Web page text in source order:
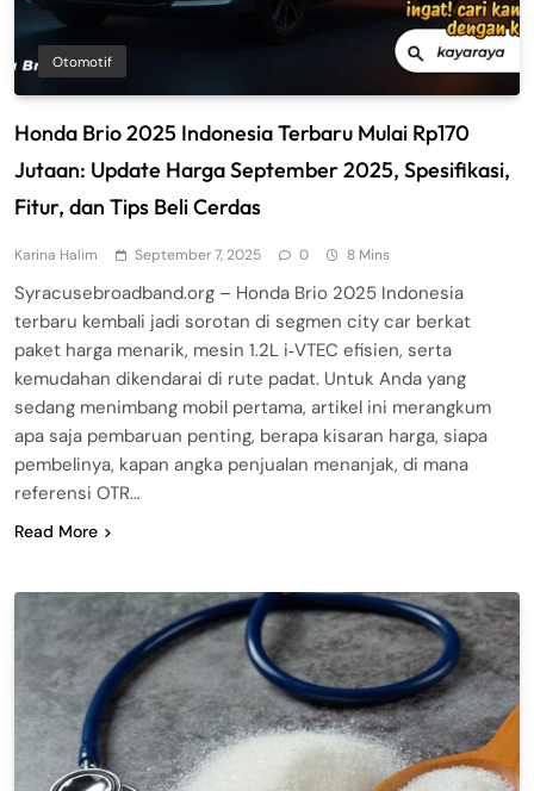
Otomotif
Honda Brio 2025 Indonesia Terbaru Mulai Rp170
Jutaan: Update Harga September 2025, Spesifikasi,
Fitur, dan Tips Beli Cerdas
Karina Halim September 7, 2025 0 8 Mins
Syracusebroadband.org – Honda Brio 2025 Indonesia
terbaru kembali jadi sorotan di segmen city car berkat
paket harga menarik, mesin 1.2L i‑VTEC efisien, serta
kemudahan dikendarai di rute padat. Untuk Anda yang
sedang menimbang mobil pertama, artikel ini merangkum
apa saja pembaruan penting, berapa kisaran harga, siapa
pembelinya, kapan angka penjualan menanjak, di mana
referensi OTR…
Read More